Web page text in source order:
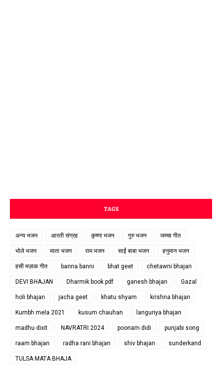
TAGS
अन्य भजन आरती संग्रह कृष्णा भजन गुरु भजन जच्चा गीत
भोले भजन माता भजन राम भजन साईं बाबा भजन हनुमान भजन
हसी मज़ाक गीत banna banni bhat geet chetawni bhajan
DEVI BHAJAN Dharmik book pdf ganesh bhajan Gazal
holi bhajan jacha geet khatu shyam krishna bhajan
Kumbh mela 2021 kusum chauhan languriya bhajan
madhu dixit NAVRATRI 2024 poonam didi punjabi song
raam bhajan radha rani bhajan shiv bhajan sunderkand
TULSA MATA BHAJA